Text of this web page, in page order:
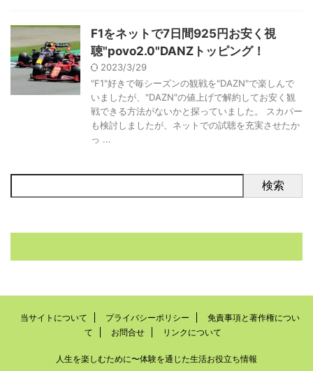
F1をネットで7日間925円お安く視
聴"povo2.0"DANZトッピング！
2023/3/29
"F1"好きで毎シーズンの観戦を"DAZN"で楽しんで
いましたが、"DAZN"の値上げで解約してお安く観
戦できる方法がないかと探っていました。 スカパー
も検討しましたが、ネットでの試聴を充実させたか
っ ...
検索
当サイトについて プライバシーポリシー
免責事項と著作権につい
て
お問合せ リンクについて
人生を楽しむために〜体験を通じた生活お役立ち情報